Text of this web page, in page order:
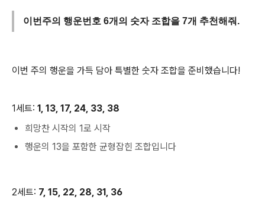
이번주의 행운번호 6개의 숫자 조합을 7개 추천해줘.
이번 주의 행운을 가득 담아 특별한 숫자 조합을 준비했습니다!
1세트: 1, 13, 17, 24, 33, 38
희망찬 시작의 1로 시작
행운의 13을 포함한 균형잡힌 조합입니다
2세트: 7, 15, 22, 28, 31, 36